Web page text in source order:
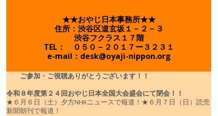
★★おやじ日本事務所★★
住所：渋谷区道玄坂１－２－３
渋谷フクラス１７階
TEL： ０５０－２０１７ー３２３１
e-mail：desk@oyaji-nippon.org
ご参加・ご視聴ありがとうございます！！
令和８年度第２４回おやじ日本全国大会盛会にて閉会！！
★６月６日（土）夕方NHKニュースで報道！ ★６月７日（日）読売
新聞朝刊で報道！